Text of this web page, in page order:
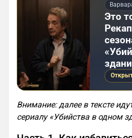
Это
Внимание: далее в тексте
сериалу «Убийства в одном